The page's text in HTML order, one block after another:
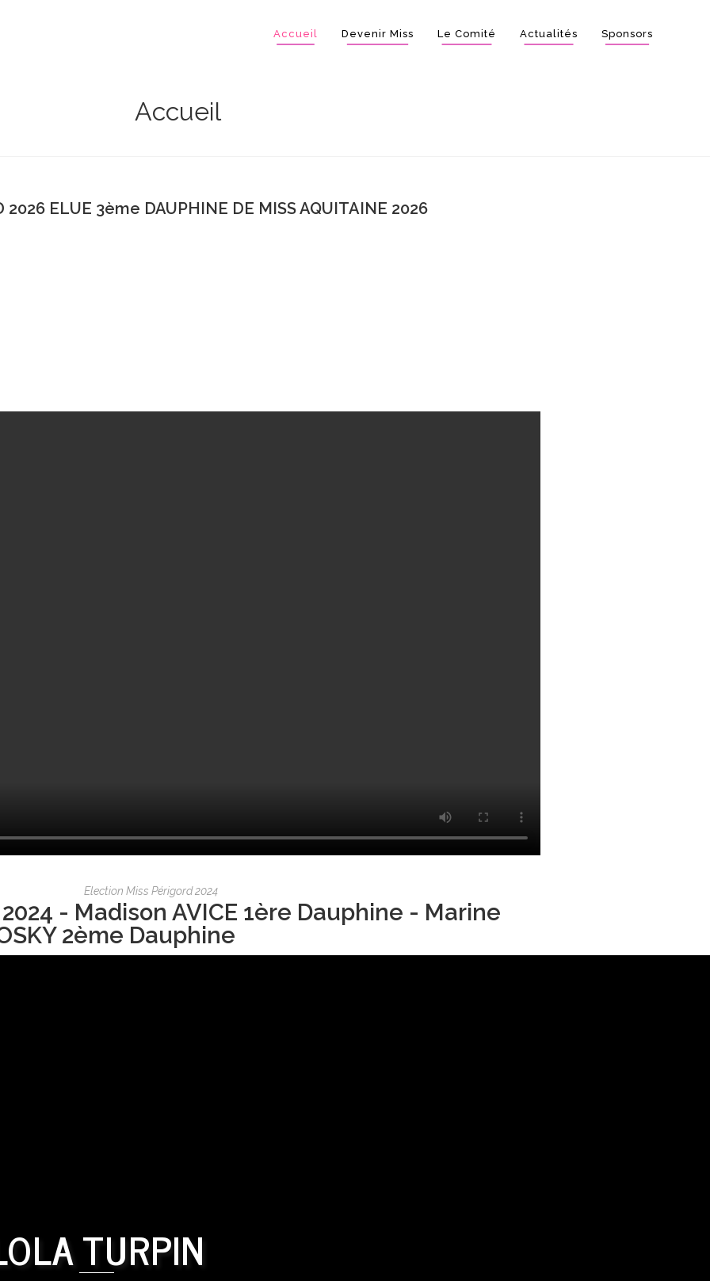
Accueil Devenir Miss Le Comité Actualités Sponsors
Accueil
2026 ELUE 3ème DAUPHINE DE MISS AQUITAINE 2026
Election Miss Périgord 2024
- Madison AVICE 1ère Dauphine - Marine
2ème Dauphine
TURPIN